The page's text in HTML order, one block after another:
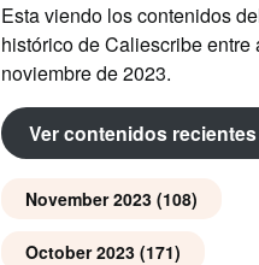
Esta viendo los contenidos
histórico de Caliescribe entre
noviembre de 2023.
Ver contenidos recientes
November 2023(108)
October 2023(171)